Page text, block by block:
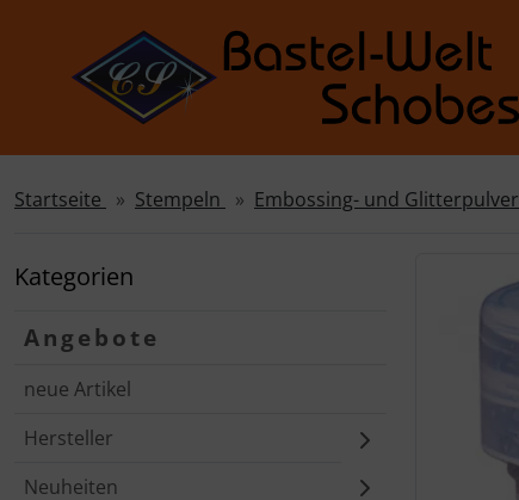
Sprungnavigation
Springe zur Navigation
Springe zum Button für Einstellungen
Springe zu den allgemeinen Informationen
Startseite Stempeln Embossing- und Glitterpulver
Kategorien
Angebote
neue Artikel
Hersteller
Neuheiten